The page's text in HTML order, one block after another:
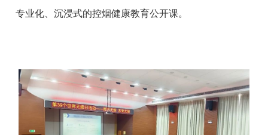
专业化、沉浸式的控烟健康教育公开课。